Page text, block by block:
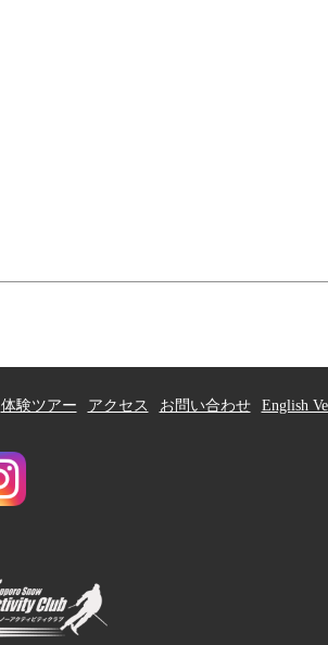
体験ツアー アクセス お問い合わせ English